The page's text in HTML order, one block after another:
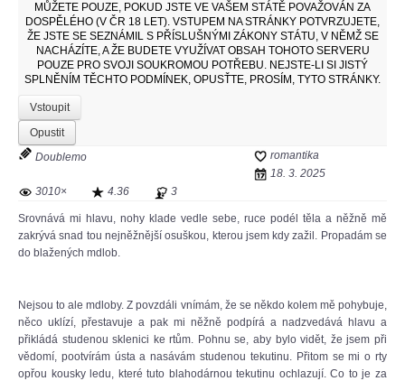
MŮŽETE POUZE, POKUD JSTE VE VAŠEM STÁTĚ POVAŽOVÁN ZA
DOSPĚLÉHO (V ČR 18 LET). VSTUPEM NA STRÁNKY POTVRZUJETE,
ŽE JSTE SE SEZNÁMIL S PŘÍSLUŠNÝMI ZÁKONY STÁTU, V NĚMŽ SE
NACHÁZÍTE, A ŽE BUDETE VYUŽÍVAT OBSAH TOHOTO SERVERU
POUZE PRO SVOJI SOUKROMOU POTŘEBU. NEJSTE-LI SI JISTÝ
SPLNĚNÍM TĚCHTO PODMÍNEK, OPUSŤTE, PROSÍM, TYTO STRÁNKY.
Vstoupit
Opustit
Doublemo
romantika
18. 3. 2025
3010×
4.36 3
Srovnává mi hlavu, nohy klade vedle sebe, ruce podél těla a něžně mě
zakrývá snad tou nejněžnější osuškou, kterou jsem kdy zažil. Propadám se
do blažených mdlob.
Nejsou to ale mdloby. Z povzdáli vnímám, že se někdo kolem mě pohybuje,
něco uklízí, přestavuje a pak mi něžně podpírá a nadzvedává hlavu a
přikládá studenou sklenici ke rtům. Pohnu se, aby bylo vidět, že jsem při
vědomí, pootvírám ústa a nasávám studenou tekutinu. Přitom se mi o rty
opřou kousky ledu, které tuto blahodárnou tekutinu ochlazují. Co to je za